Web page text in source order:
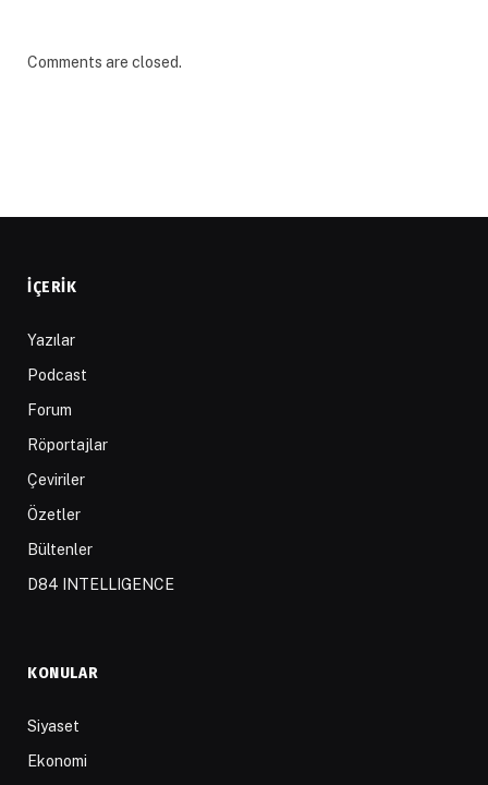
Comments are closed.
İÇERIK
Yazılar
Podcast
Forum
Röportajlar
Çeviriler
Özetler
Bültenler
D84 INTELLIGENCE
KONULAR
Siyaset
Ekonomi